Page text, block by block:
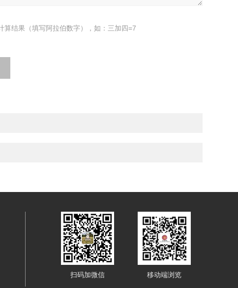
算结果（填写阿拉伯数字），如：三加四=7
扫码加微信 移动端浏览